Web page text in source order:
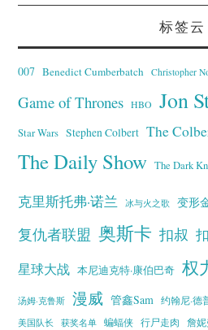
标签云
007 Benedict Cumberbatch Christopher
Game of Thrones HBO Jon
Star Wars Stephen Colbert The
The Daily Show The Dark
克里斯托弗·诺兰 冰与火之歌 变形
复仇者联盟 奥斯卡 扣叔
星球大战 本尼迪克特·康伯巴奇 权
汤姆·克鲁斯 漫威 管鑫Sam 约翰尼·德
美国队长
获奖名单 蝙蝠侠 行尸走肉 詹妮